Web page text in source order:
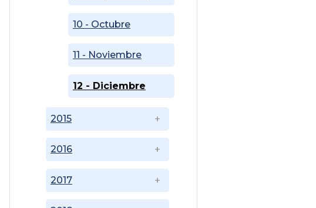
10 - Octubre
11 - Noviembre
12 - Diciembre
2015
2016
2017